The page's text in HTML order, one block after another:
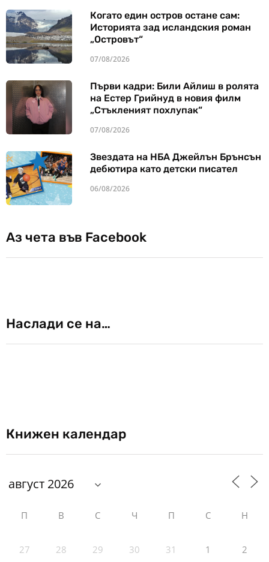
Когато един остров остане сам:
Историята зад исландския роман
„Островът“
07/08/2026
Първи кадри: Били Айлиш в ролята
на Естер Грийнуд в новия филм
„Стъкленият похлупак“
07/08/2026
Звездата на НБА Джейлън Брънсън
дебютира като детски писател
06/08/2026
Аз чета във Facebook
Наслади се на…
Книжен календар
П В С Ч П С Н
27 28 29 30 31 1 2